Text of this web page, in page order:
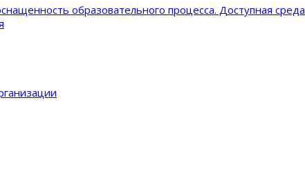
образовательного процеcса. Доступная среда